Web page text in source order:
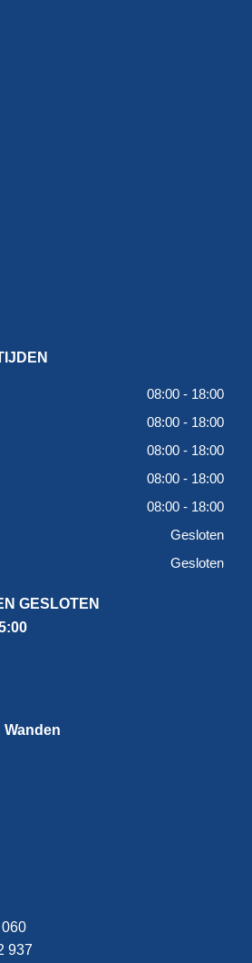
08:00 - 18:00
08:00 - 18:00
08:00 - 18:00
08:00 - 18:00
08:00 - 18:00
Gesloten
Gesloten
GESLOTEN
Wanden
937